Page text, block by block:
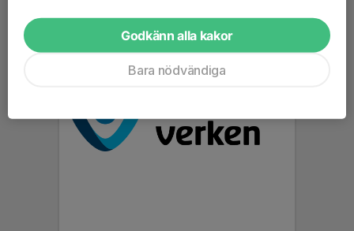
Godkänn alla kakor
Bara nödvändiga